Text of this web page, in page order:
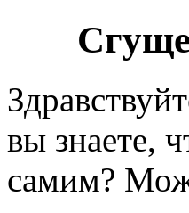
вы знаете,
самим?